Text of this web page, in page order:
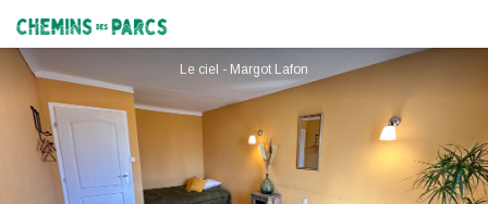
Chemins des Parcs
Le ciel - Margot Lafon